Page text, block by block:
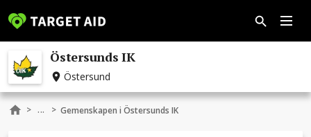
Östersunds IK
Östersund
> ... > Gemenskapen i Östersunds IK